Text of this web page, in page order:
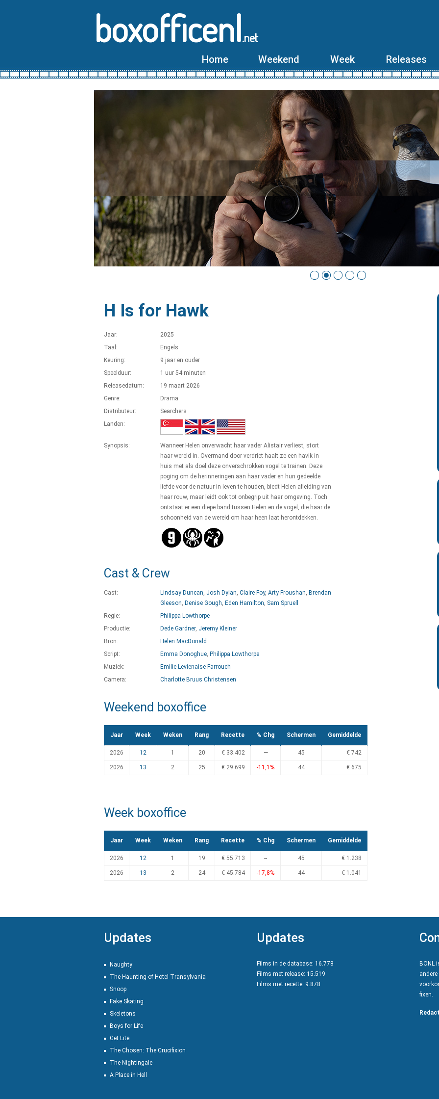
boxofficenl.net
Home Weekend Week Releases
H Is for Hawk
Jaar:
2025
Taal:
Engels
Keuring:
9 jaar en ouder
Speelduur:
1 uur 54 minuten
Releasedatum:
19 maart 2026
Genre:
Drama
Distributeur:
Searchers
Landen:
Synopsis:
Wanneer Helen onverwacht haar vader Alistair verliest, stort
haar wereld in. Overmand door verdriet haalt ze een havik in
huis met als doel deze onverschrokken vogel te trainen. Deze
poging om de herinneringen aan haar vader en hun gedeelde
liefde voor de natuur in leven te houden, biedt Helen afleiding van
haar rouw, maar leidt ook tot onbegrip uit haar omgeving. Toch
ontstaat er een diepe band tussen Helen en de vogel, die haar de
schoonheid van de wereld om haar heen laat herontdekken.
Cast & Crew
Cast: Lindsay Duncan, Josh Dylan, Claire Foy, Arty Froushan, Brendan
Gleeson, Denise Gough, Eden Hamilton, Sam Spruell
Regie:
Philippa Lowthorpe
Productie:
Dede Gardner, Jeremy Kleiner
Bron:
Helen MacDonald
Script:
Emma Donoghue, Philippa Lowthorpe
Muziek:
Emilie Levienaise-Farrouch
Camera:
Charlotte Bruus Christensen
Weekend boxoffice
Jaar Week Weken Rang Recette % Chg Schermen Gemiddelde
2026 12 1 20 € 33.402 — 45 € 742
2026 13 2 25 € 29.699 -11,1% 44 € 675
Week boxoffice
Jaar Week Weken Rang Recette % Chg Schermen Gemiddelde
2026 12 1 19 € 55.713 -- 45 € 1.238
2026 13 2 24 € 45.784 -17,8% 44 € 1.041
Updates
Naughty
The Haunting of Hotel Transylvania
Snoop
Fake Skating
Skeletons
Boys for Life
Get Lite
The Chosen: The Crucifixion
The Nightingale
A Place in Hell
Updates
Films in de database: 16.778
Films met release: 15.519
Films met recette: 9.878
BONL
fixen.